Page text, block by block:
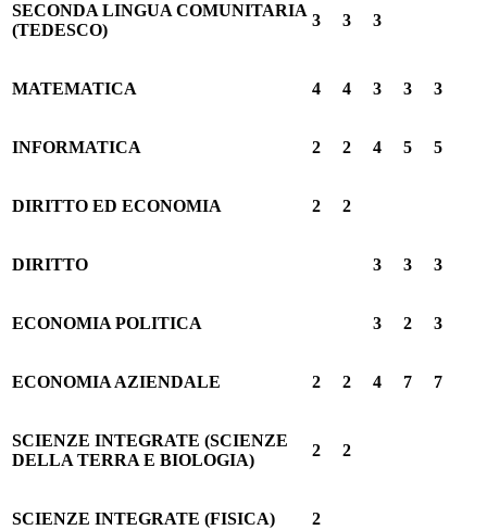
SECONDA LINGUA COMUNITARIA
(TEDESCO)
3 3 3
MATEMATICA 4 4 3 3 3
INFORMATICA 2 2 4 5 5
DIRITTO ED ECONOMIA 2 2
DIRITTO 3 3 3
ECONOMIA POLITICA 3 2 3
ECONOMIA AZIENDALE 2 2 4 7 7
SCIENZE INTEGRATE (SCIENZE
DELLA TERRA E BIOLOGIA)
2 2
SCIENZE INTEGRATE (FISICA) 2